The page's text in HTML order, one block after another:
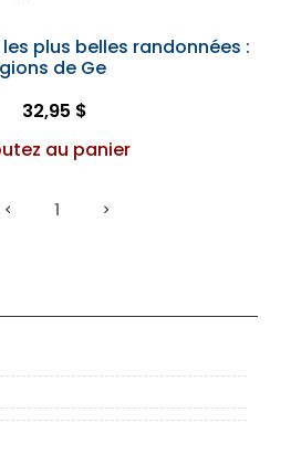
plus belles randonnées :
de Ge
32,95 $
au panier
1